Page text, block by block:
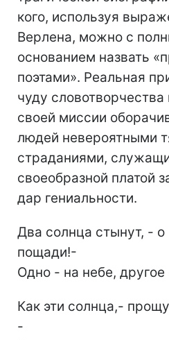
кого, используя
Верлена, можно с
основанием назвать
поэтами». Реальная
чуду словотворчества
своей миссии
людей невероятными
страданиями,
своеобразной платой
дар гениальности.
Два солнца стынут, - о
пощади!-
Одно - на небе,
Как эти солнца,-
-